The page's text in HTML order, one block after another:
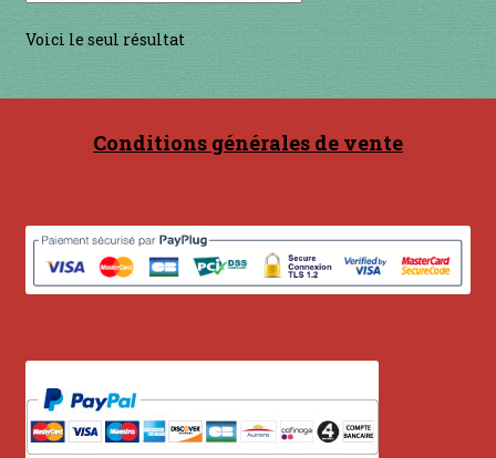
en cuivre
GUIMBARDES
Voici le seul résultat
Conditions générales de vente